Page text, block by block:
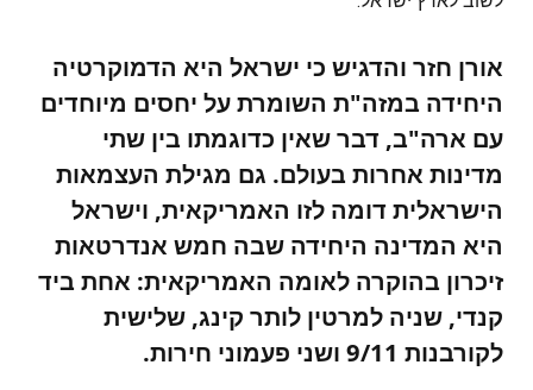
אורן חזר והדגיש כי ישראל היא הדמוקרטיה
היחידה במזה"ת השומרת על יחסים מיוחדים
עם ארה"ב, דבר שאין כדוגמתו בין שתי
מדינות אחרות בעולם. גם מגילת העצמאות
הישראלית דומה לזו האמריקאית, וישראל
היא המדינה היחידה שבה חמש אנדרטאות
זיכרון בהוקרה לאומה האמריקאית: אחת ביד
קנדי, שניה למרטין לותר קינג, שלישית
לקורבנות 9/11 ושני פעמוני חירות.